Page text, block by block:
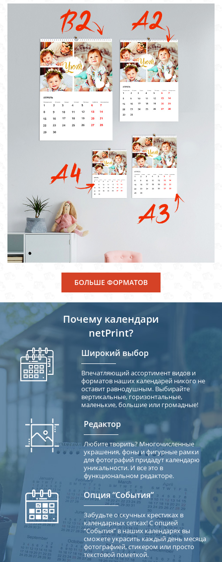
БОЛЬШЕ ФОРМАТОВ
Почему календари
netPrint?
Широкий выбор
Впечатляющий ассортимент видов и
форматов наших календарей никого не
оставит равнодушным. Выбирайте
вертикальные, горизонтальные,
маленькие, большие или громадные!
Редактор
Любите творить? Многочисленные
украшения, фоны и фигурные рамки
для фотографий придадут календарю
уникальности. И все это в
функциональном редакторе.
Опция “События”
Забудьте о скучных крестиках в
календарных сетках! С опцией
“События” в наших календарях вы
сможете украсить каждый день месяца
фотографией, стикером или просто
текстовой пометкой.